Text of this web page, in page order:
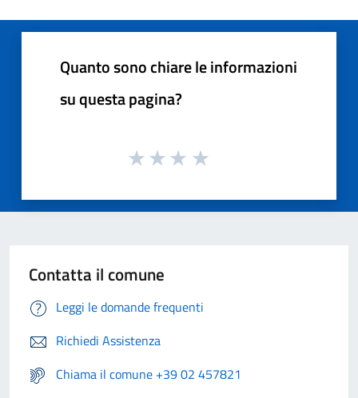
Quanto sono chiare le informazioni
su questa pagina?
Contatta il comune
Leggi le domande frequenti
Richiedi Assistenza
Chiama il comune +39 02 457821